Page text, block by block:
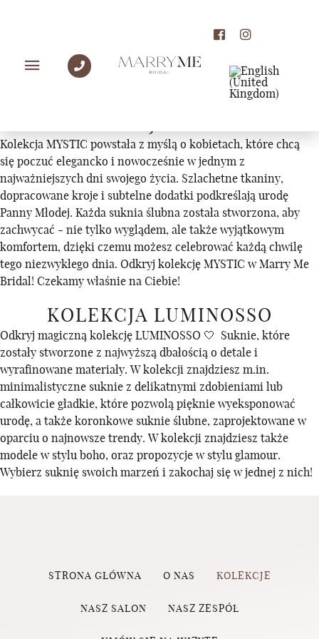
KOLEKCJE
Kolekcja MYSTIC powstała z myślą o kobietach, które chcą
się poczuć elegancko i nowocześnie w jednym z
najważniejszych dni swojego życia. Szlachetne tkaniny,
dopracowane kroje i subtelne dodatki podkreślają urodę
Panny Młodej. Każda suknia ślubna została stworzona, aby
zachwycać - nie tylko wyglądem, ale także wyjątkowym
komfortem, dzięki czemu możesz celebrować każdą chwilę
tego niezwykłego dnia. Odkryj kolekcję MYSTIC w Marry Me
Bridal! Czekamy właśnie na Ciebie!
KOLEKCJA LUMINOSSO
Odkryj magiczną kolekcję LUMINOSSO 🤍 Suknie, które
zostały stworzone z najwyższą dbałością o detale i
wyrafinowane materiały. W kolekcji znajdziesz m.in.
minimalistyczne suknie z delikatnymi zdobieniami lub
całkowicie gładkie, które pozwolą pięknie wyeksponować
urodę, a także koronkowe suknie ślubne, zaprojektowane w
oparciu o najnowsze trendy. W kolekcji znajdziesz także
modele w stylu boho, oraz propozycje w stylu glamour.
Wybierz suknię swoich marzeń i zakochaj się w jednej z nich!
STRONA GŁÓWNA O NAS KOLEKCJE
NASZ SALON NASZ ZESPÓŁ